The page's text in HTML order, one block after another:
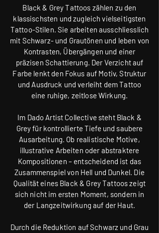
Black & Grey Tattoos zählen zu den
klassischsten und zugleich vielseitigsten
Tattoo-Stilen. Sie arbeiten ausschliesslich
mit Schwarz- und Grautönen und leben von
Kontrasten, Übergängen und einer
präzisen Schattierung. Der Verzicht auf
Farbe lenkt den Fokus auf Motiv, Struktur
und Ausdruck und verleiht dem Tattoo
eine ruhige, zeitlose Wirkung.
Im Dado Artist Collective steht Black &
Grey für kontrollierte Tiefe und saubere
Ausarbeitung. Ob realistische Motive,
illustrative Arbeiten oder abstraktere
Kompositionen – entscheidend ist das
Zusammenspiel von Hell und Dunkel. Die
Qualität eines Black & Grey Tattoos zeigt
sich nicht im ersten Moment, sondern in
der Langzeitwirkung auf der Haut.
Durch die Reduktion auf Schwarz und Grau